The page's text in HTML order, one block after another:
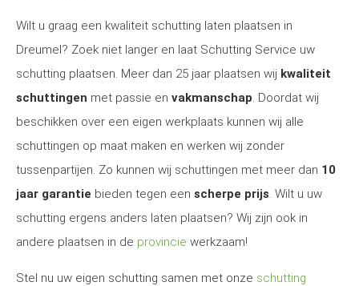
Wilt u graag een kwaliteit schutting laten plaatsen in
Dreumel? Zoek niet langer en laat Schutting Service uw
schutting plaatsen. Meer dan 25 jaar plaatsen wij kwaliteit
schuttingen met passie en vakmanschap. Doordat wij
beschikken over een eigen werkplaats kunnen wij alle
schuttingen op maat maken en werken wij zonder
tussenpartijen. Zo kunnen wij schuttingen met meer dan 10
jaar garantie bieden tegen een scherpe prijs. Wilt u uw
schutting ergens anders laten plaatsen? Wij zijn ook in
andere plaatsen in de provincie werkzaam!
Stel nu uw eigen schutting samen met onze schutting